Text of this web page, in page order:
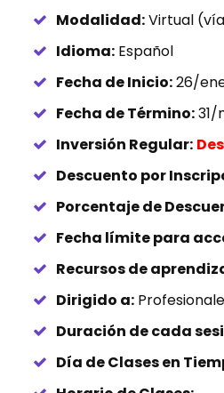
Modalidad:Virtual
Idioma: Español
Fecha de Inicio:26/
Fecha de Término:31/
Inversión Regular:
Descuento por
Porcentaje de
Fecha límite para
Recursos de
Dirigido a:
Duración de cada
Día de Clases en